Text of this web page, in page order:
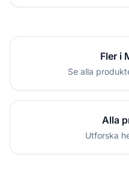
Fler i
Se alla
Alla
Utforska